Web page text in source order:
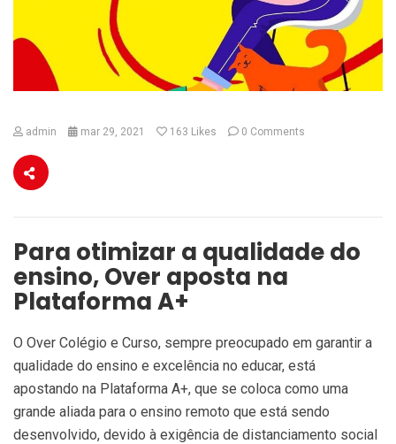
admin mar 29, 2021 163 Likes 0 Comments
Para otimizar a qualidade do
ensino, Over aposta na
Plataforma A+
O Over Colégio e Curso, sempre preocupado em garantir a
qualidade do ensino e excelência no educar, está
apostando na Plataforma A+, que se coloca como uma
grande aliada para o ensino remoto que está sendo
desenvolvido, devido à exigência de distanciamento social